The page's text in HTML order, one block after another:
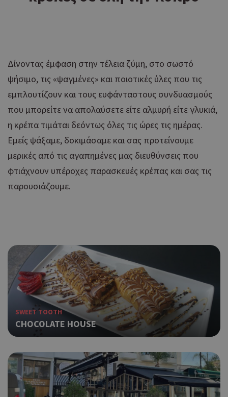
Δίνοντας έμφαση στην τέλεια ζύμη, στο σωστό
ψήσιμο, τις «ψαγμένες» και ποιοτικές ύλες που τις
εμπλουτίζουν και τους ευφάνταστους συνδυασμούς
που μπορείτε να απολαύσετε είτε αλμυρή είτε γλυκιά,
η κρέπα τιμάται δεόντως όλες τις ώρες τις ημέρας.
Εμείς ψάξαμε, δοκιμάσαμε και σας προτείνουμε
μερικές από τις αγαπημένες μας διευθύνσεις που
φτιάχνουν υπέροχες παρασκευές κρέπας και σας τις
παρουσιάζουμε.
SWEET TOOTH
CHOCOLATE HOUSE